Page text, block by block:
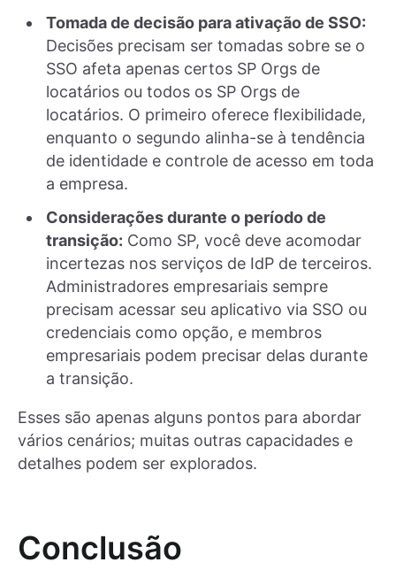
Tomada de decisão para ativação de SSO:
Decisões precisam ser tomadas sobre se o
SSO afeta apenas certos SP Orgs de
locatários ou todos os SP Orgs de
locatários. O primeiro oferece flexibilidade,
enquanto o segundo alinha-se à tendência
de identidade e controle de acesso em toda
a empresa.
Considerações durante o período de
transição: Como SP, você deve acomodar
incertezas nos serviços de IdP de terceiros.
Administradores empresariais sempre
precisam acessar seu aplicativo via SSO ou
credenciais como opção, e membros
empresariais podem precisar delas durante
a transição.
Esses são apenas alguns pontos para abordar
vários cenários; muitas outras capacidades e
detalhes podem ser explorados.
Conclusão